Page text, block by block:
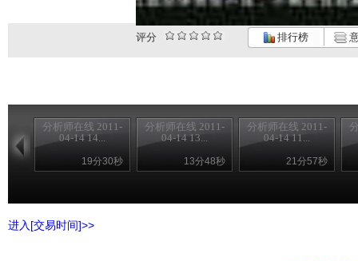
评分 排行榜
分析师在线 2011-
04-14 14...
19分30秒
分析师在线 2011-
04-14 13...
13分48秒
分析师在线 2011-
04-14 11...
21分57秒
进入[交易时间]>>